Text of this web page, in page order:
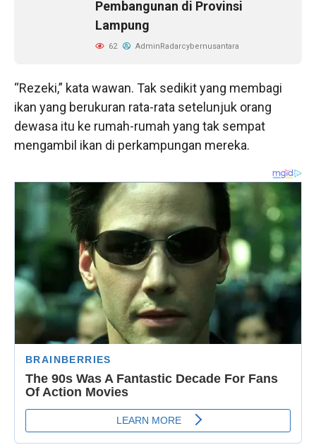
Pembangunan di Provinsi
Lampung
62 AdminRadarcybernusantara
“Rezeki,” kata wawan. Tak sedikit yang membagi
ikan yang berukuran rata-rata setelunjuk orang
dewasa itu ke rumah-rumah yang tak sempat
mengambil ikan di perkampungan mereka.